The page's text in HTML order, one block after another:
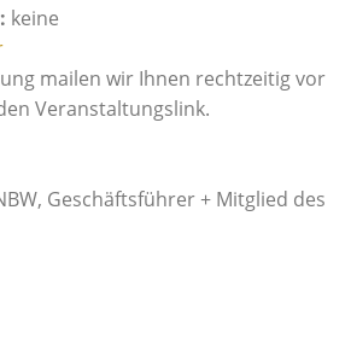
keine
mailen wir Ihnen rechtzeitig vor
Veranstaltungslink.
Geschäftsführer + Mitglied des